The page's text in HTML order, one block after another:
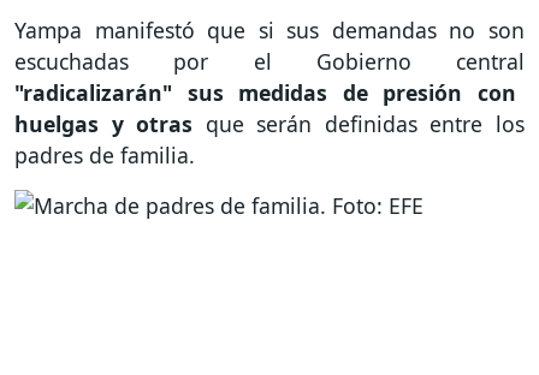
Yampa manifestó que si sus demandas no son
escuchadas por el Gobierno central
"radicalizarán" sus medidas de presión con
huelgas y otras que serán definidas entre los
padres de familia.